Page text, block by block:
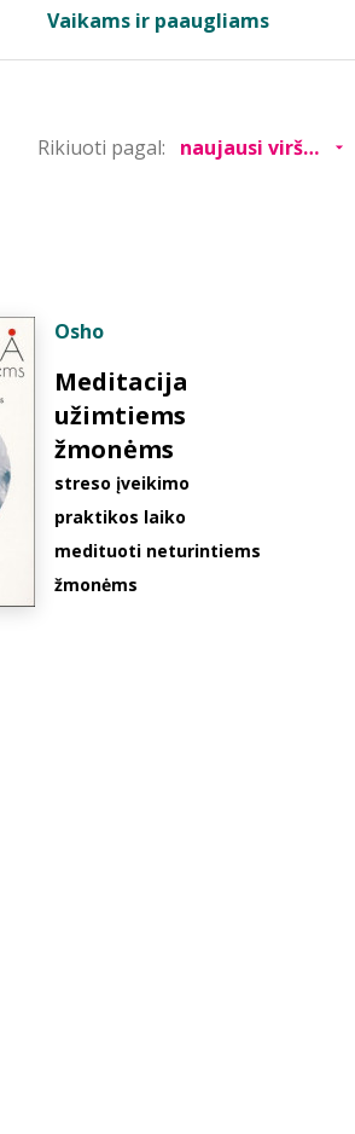
Vaikams ir paaugliams
Rikiuoti pagal:
Osho
Meditacija
užimtiems
žmonėms
streso įveikimo
praktikos laiko
medituoti neturintiems
žmonėms